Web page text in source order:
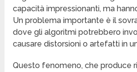
capacità impressionanti, ma
Un problema importante è il
dove gli algoritmi potrebbero
causare distorsioni o artefatti in
Questo fenomeno, che produce